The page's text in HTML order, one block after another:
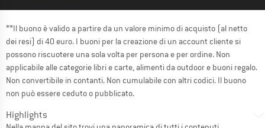
**Il buono è valido a partire da un valore minimo di acquisto (al netto
dei resi) di 40 euro. I buoni per la creazione di un account cliente si
possono riscuotere una sola volta per persona e per ordine. Non
applicabile alle categorie libri e carte, alimenti da outdoor e buoni regalo.
Non convertibile in contanti. Non cumulabile con altri codici. Il buono
non può essere ceduto o pubblicato.
Highlights